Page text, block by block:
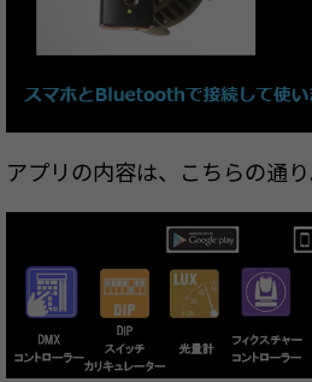
アプリの内容は、こちらの通り